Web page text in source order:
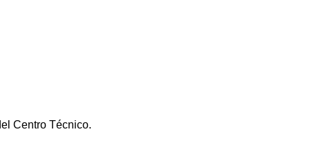
Centro Técnico.